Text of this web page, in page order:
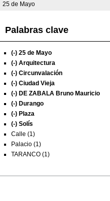
25 de Mayo
Palabras clave
(-) 25 de Mayo
(-) Arquitectura
(-) Circunvalación
(-) Ciudad Vieja
(-) DE ZABALA Bruno Mauricio
(-) Durango
(-) Plaza
(-) Solís
Calle (1)
Palacio (1)
TARANCO (1)